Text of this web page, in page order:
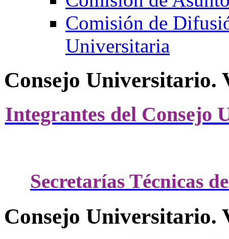
Comisión de
Universitaria
Consejo Universitario.
Integrantes del Consejo
Secretarías Técnicas
Consejo Universitario.